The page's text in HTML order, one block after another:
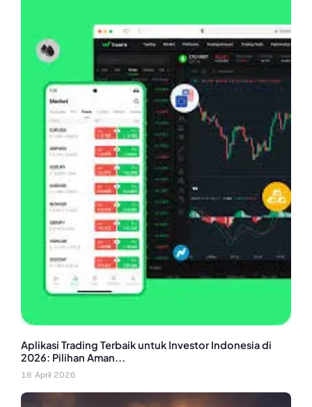
Aplikasi Trading Terbaik untuk Investor Indonesia di
2026: Pilihan Aman...
18 April 2026